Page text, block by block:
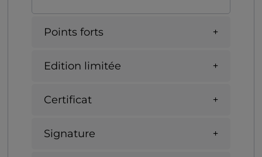
Points forts
Edition limitée
Certificat
Signature